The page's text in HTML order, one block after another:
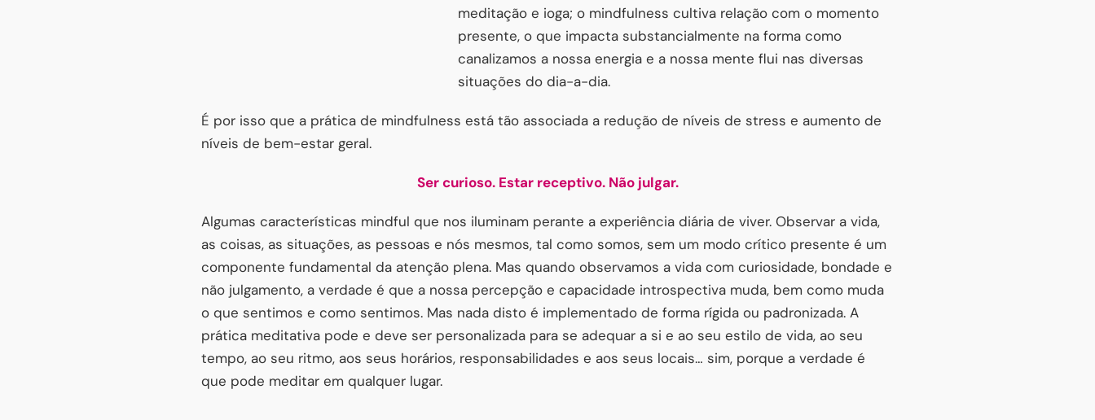
meditação e ioga; o mindfulness cultiva relação com o momento
presente, o que impacta substancialmente na forma como
canalizamos a nossa energia e a nossa mente flui nas diversas
situações do dia-a-dia.
É por isso que a prática de mindfulness está tão associada a redução de níveis de stress e aumento de
níveis de bem-estar geral.
Ser curioso. Estar receptivo. Não julgar.
Algumas características mindful que nos iluminam perante a experiência diária de viver. Observar a vida,
as coisas, as situações, as pessoas e nós mesmos, tal como somos, sem um modo crítico presente é um
componente fundamental da atenção plena. Mas quando observamos a vida com curiosidade, bondade e
não julgamento, a verdade é que a nossa percepção e capacidade introspectiva muda, bem como muda
o que sentimos e como sentimos. Mas nada disto é implementado de forma rígida ou padronizada. A
prática meditativa pode e deve ser personalizada para se adequar a si e ao seu estilo de vida, ao seu
tempo, ao seu ritmo, aos seus horários, responsabilidades e aos seus locais… sim, porque a verdade é
que pode meditar em qualquer lugar.